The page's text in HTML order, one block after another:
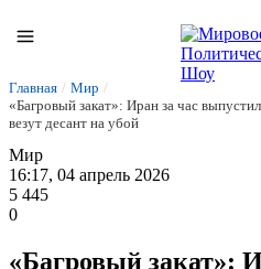
Главная / Мир /
«Багровый закат»: Иран за час
везут десант на убой
Мир
16:17, 04 апрель 2026
5 445
0
«Багровый закат»: